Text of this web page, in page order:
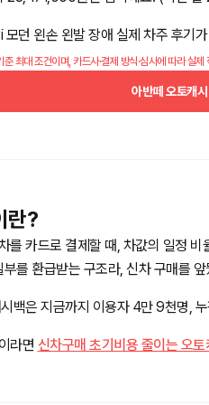
모던 왼손 왼발 장애 실제 차주 후기
최대 조건이며, 카드사·결제 방식·심사에 따라 실
아반떼 오토캐
란?
를 카드로 결제할 때, 차값의 일정
를 환급받는 구조라, 신차 구매를
백은 지금까지 이용자 4만 9천명,
라면 신차구매 초기비용 줄이는 오